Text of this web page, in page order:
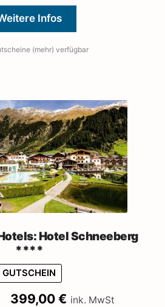
Infos
(mehr) verfügbar
Hotel Schneeberg
****
GUTSCHEIN
Ursprünglicher
399,00 €Aktueller
ink. MwSt